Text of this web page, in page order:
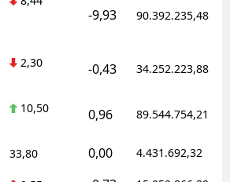
-9,93 90.392.235,48
2,30 -0,43 34.252.223,88
10,50 0,96 89.544.754,21
33,80 0,00 4.431.692,32